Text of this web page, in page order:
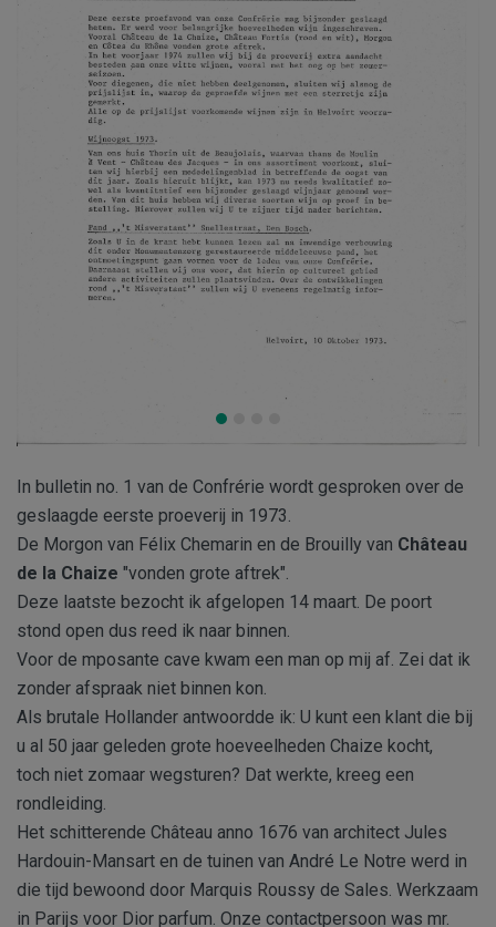
In bulletin no. 1 van de Confrérie wordt gesproken over de
geslaagde eerste proeverij in 1973.
De Morgon van Félix Chemarin en de Brouilly van Château
de la Chaize "vonden grote aftrek".
Deze laatste bezocht ik afgelopen 14 maart. De poort
stond open dus reed ik naar binnen.
Voor de mposante cave kwam een man op mij af. Zei dat ik
zonder afspraak niet binnen kon.
Als brutale Hollander antwoordde ik: U kunt een klant die bij
u al 50 jaar geleden grote hoeveelheden Chaize kocht,
toch niet zomaar wegsturen? Dat werkte, kreeg een
rondleiding.
Het schitterende Château anno 1676 van architect Jules
Hardouin-Mansart en de tuinen van André Le Notre werd in
die tijd bewoond door Marquis Roussy de Sales. Werkzaam
in Parijs voor Dior parfum. Onze contactpersoon was mr.